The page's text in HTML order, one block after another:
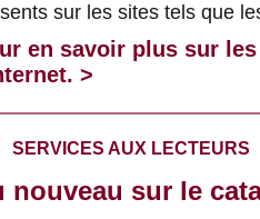
sur les sites tels que
en savoir plus sur
>
SERVICES AUX LECTEURS
nouveau sur le